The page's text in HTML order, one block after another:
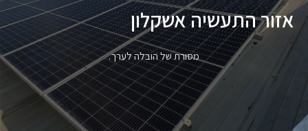
אזור התעשיה אשקלון
מסורת של הובלה לערך.